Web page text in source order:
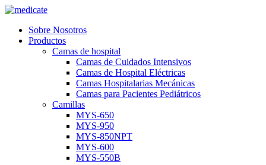
Sobre Nosotros
Productos
Camas de hospital
Camas de Cuidados Intensivos
Camas de Hospital Eléctricas
Camas Hospitalarias Mecánicas
Camas para Pacientes Pediátricos
Camillas
MYS-650
MYS-950
MYS-850NPT
MYS-600
MYS-550B